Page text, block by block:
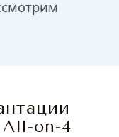
All-on-4